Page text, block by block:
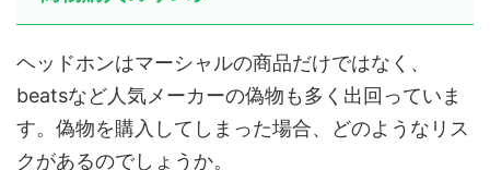
ヘッドホンはマーシャルの商品だけではなく、
beatsなど人気メーカーの偽物も多く出回っていま
す。偽物を購入してしまった場合、どのようなリス
クがあるのでしょうか。